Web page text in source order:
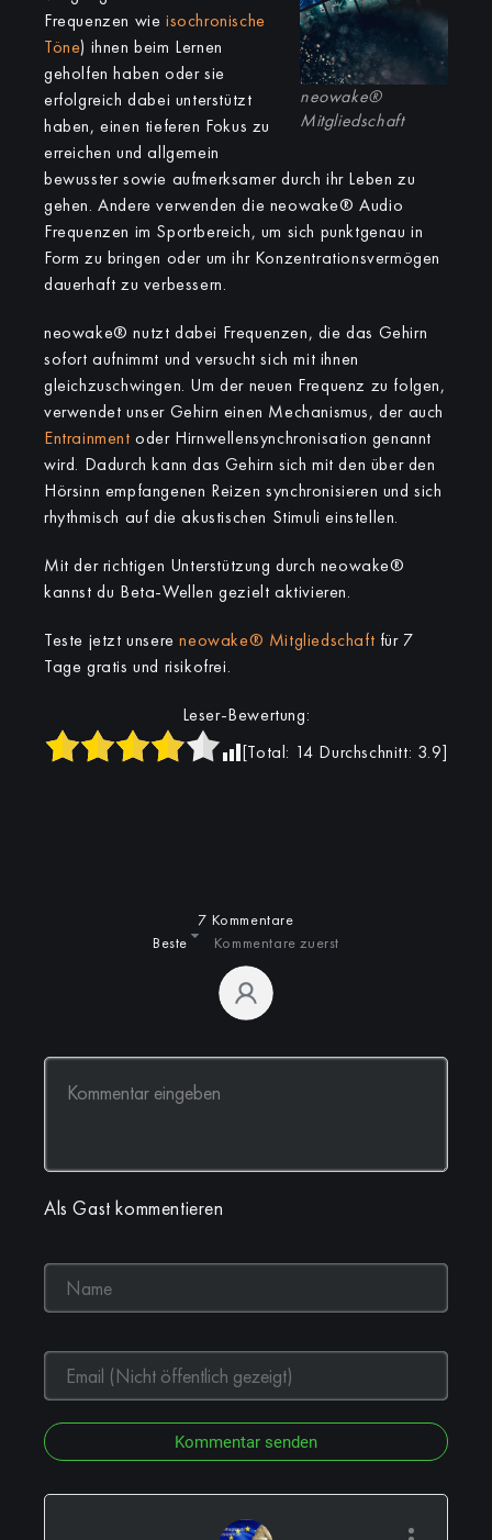
neowake®
Mitgliedschaft
Frequenzen wie isochronische
Töne) ihnen beim Lernen
geholfen haben oder sie
erfolgreich dabei unterstützt
haben, einen tieferen Fokus zu
erreichen und allgemein
bewusster sowie aufmerksamer durch ihr Leben zu
gehen. Andere verwenden die neowake® Audio
Frequenzen im Sportbereich, um sich punktgenau in
Form zu bringen oder um ihr Konzentrationsvermögen
dauerhaft zu verbessern.
neowake® nutzt dabei Frequenzen, die das Gehirn
sofort aufnimmt und versucht sich mit ihnen
gleichzuschwingen. Um der neuen Frequenz zu folgen,
verwendet unser Gehirn einen Mechanismus, der auch
Entrainment oder Hirnwellensynchronisation genannt
wird. Dadurch kann das Gehirn sich mit den über den
Hörsinn empfangenen Reizen synchronisieren und sich
rhythmisch auf die akustischen Stimuli einstellen.
Mit der richtigen Unterstützung durch neowake®
kannst du Beta-Wellen gezielt aktivieren.
Teste jetzt unsereneowake® Mitgliedschaft für 7
Tage gratis und risikofrei.
Leser-Bewertung:
[Total: 14 Durchschnitt: 3.9]
7 Kommentare
Beste
Kommentare zuerst
Als Gast kommentieren
Kommentar senden